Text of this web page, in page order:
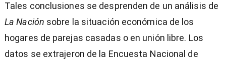
Tales conclusiones se desprenden de un análisis de
La Nación sobre la situación económica de los
hogares de parejas casadas o en unión libre. Los
datos se extrajeron de la Encuesta Nacional de